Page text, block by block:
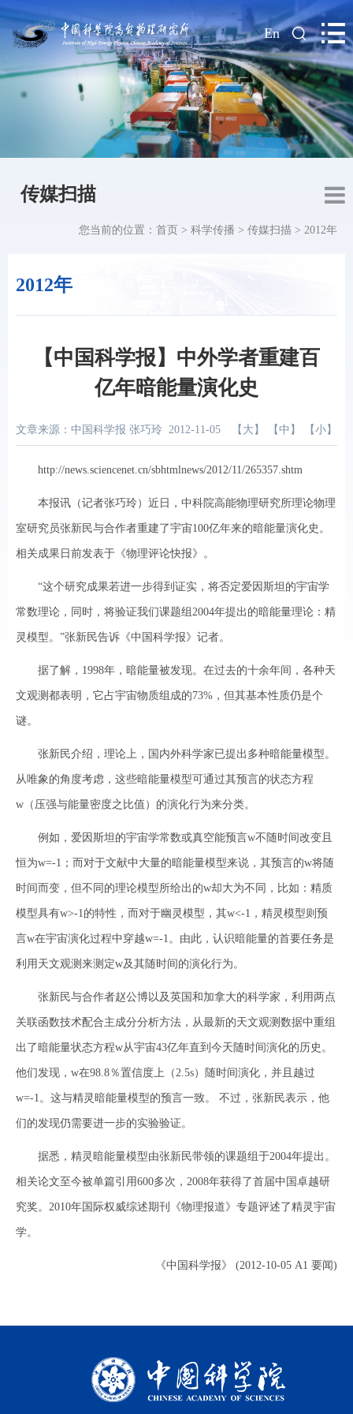
| En
传媒扫描
2012年
您当前的位置： 首页 > 科学传播 > 传媒扫描 > 2012年
【中国科学报】中外学者重建百
亿年暗能量演化史
文章来源：中国科学报 张巧玲 2012-11-05 【 大 】 【 中 】 【 小 】
http://news.sciencenet.cn/sbhtmlnews/2012/11/265357.shtm
本报讯（记者张巧玲）近日，中科院高能物理研究所理论物理
室研究员张新民与合作者重建了宇宙100亿年来的暗能量演化史。
相关成果日前发表于《物理评论快报》。
“这个研究成果若进一步得到证实，将否定爱因斯坦的宇宙学
常数理论，同时，将验证我们课题组2004年提出的暗能量理论：精
灵模型。”张新民告诉《中国科学报》记者。
据了解，1998年，暗能量被发现。在过去的十余年间，各种天
文观测都表明，它占宇宙物质组成的73%，但其基本性质仍是个
谜。
张新民介绍，理论上，国内外科学家已提出多种暗能量模型。
从唯象的角度考虑，这些暗能量模型可通过其预言的状态方程
w（压强与能量密度之比值）的演化行为来分类。
例如，爱因斯坦的宇宙学常数或真空能预言w不随时间改变且
恒为w=-1；而对于文献中大量的暗能量模型来说，其预言的w将随
时间而变，但不同的理论模型所给出的w却大为不同，比如：精质
模型具有w>-1的特性，而对于幽灵模型，其w<-1，精灵模型则预
言w在宇宙演化过程中穿越w=-1。由此，认识暗能量的首要任务是
利用天文观测来测定w及其随时间的演化行为。
张新民与合作者赵公博以及英国和加拿大的科学家，利用两点
关联函数技术配合主成分分析方法，从最新的天文观测数据中重组
出了暗能量状态方程w从宇宙43亿年直到今天随时间演化的历史。
他们发现，w在98.8％置信度上（2.5s）随时间演化，并且越过
w=-1。这与精灵暗能量模型的预言一致。 不过，张新民表示，他
们的发现仍需要进一步的实验验证。
据悉，精灵暗能量模型由张新民带领的课题组于2004年提出。
相关论文至今被单篇引用600多次，2008年获得了首届中国卓越研
究奖。2010年国际权威综述期刊《物理报道》专题评述了精灵宇宙
学。
《中国科学报》 (2012-10-05 A1 要闻)